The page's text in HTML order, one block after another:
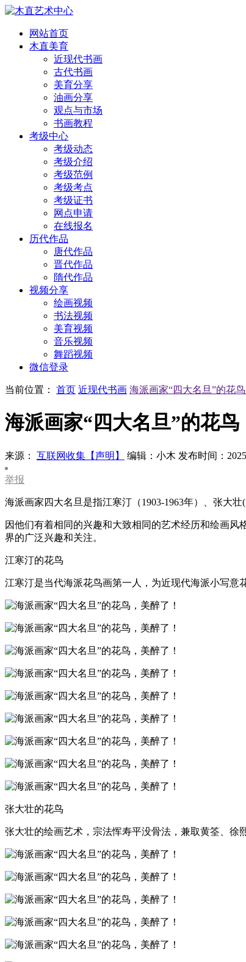
网站首页
木直美育
近现代书画
古代书画
美育分享
油画分享
观点与市场
书画教程
考级中心
考级动态
考级介绍
考级范例
考级考点
考级证书
网点申请
在线报名
历代作品
唐代作品
晋代作品
隋代作品
视频分享
绘画视频
书法视频
美育视频
音乐视频
舞蹈视频
微信登录
当前位置： 首页 近现代书画 海派画家“四大名旦”的花鸟
海派画家“四大名旦”的花鸟
来源： 互联网收集【声明】 编辑：小木 发布时间：
举报
海派画家四大名旦是指江寒汀（1903-1963年）、张大壮
因他们有着相同的兴趣和大致相同的艺术经历和绘画
界的广泛兴趣和关注。
江寒汀的花鸟
江寒汀是当代海派花鸟画第一人，为近现代海派小写意
张大壮的花鸟
张大壮的绘画艺术，宗法恽寿平没骨法，兼取黄筌、徐